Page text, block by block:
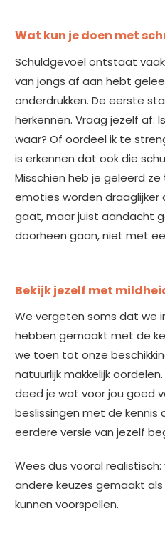
Wat kun je doen met
Schuldgevoel ontstaat
van jongs af aan hebt
onderdrukken. De eerste
herkennen. Vraag jezelf af:
waar? Of oordeel ik te
is erkennen dat ook die
Misschien heb je geleerd
emoties worden draaglijker
gaat, maar juist aandacht
doorheen gaan, niet met
Bekijk jezelf met
We vergeten soms dat we
hebben gemaakt met de
we toen tot onze
natuurlijk makkelijk
deed je wat voor jou goed
beslissingen met de kennis
eerdere versie van jezelf
Wees dus vooral
andere keuzes gemaakt
kunnen voorspellen.